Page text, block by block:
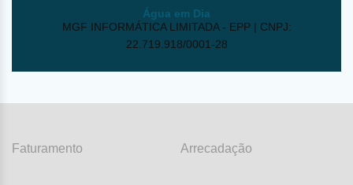
Água em Dia
MGF INFORMÁTICA LIMITADA - EPP | CNPJ:
22.719.918/0001-28
Faturamento Arrecadação